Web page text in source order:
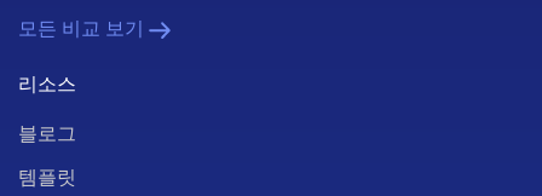
모든 비교 보기
리소스
블로그
템플릿